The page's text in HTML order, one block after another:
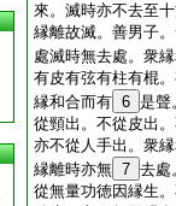
來。滅時亦不去至
縁離故滅。善男子
處滅時無去處。衆
有皮有弦有柱有棍
縁和合而有 6 是聲
從頸出。不從皮出
亦不從人手出。衆
縁離時亦無 7 去處
從無量功徳因縁生